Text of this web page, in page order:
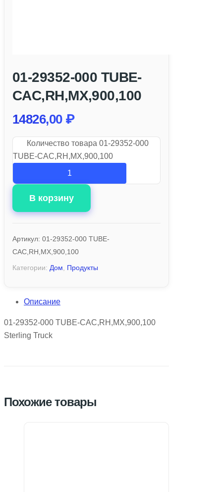
01-29352-000 TUBE-
CAC,RH,MX,900,100
14826,00 ₽
Количество товара 01-29352-000
TUBE-CAC,RH,MX,900,100
В корзину
Артикул: 01-29352-000 TUBE-
CAC,RH,MX,900,100
Категории: Дом Продукты
Описание
01-29352-000 TUBE-CAC,RH,MX,900,100
Sterling Truck
Похожие товары